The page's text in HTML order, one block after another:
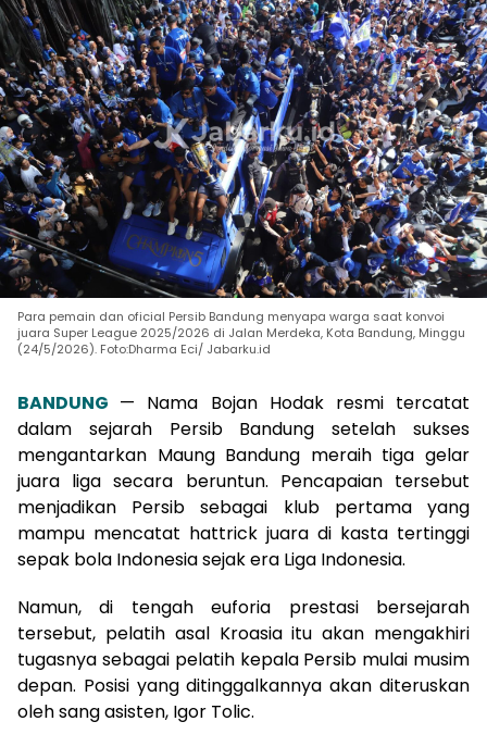
Para pemain dan oficial Persib Bandung menyapa warga saat konvoi
juara Super League 2025/2026 di Jalan Merdeka, Kota Bandung, Minggu
(24/5/2026). Foto:Dharma Eci/ Jabarku.id
BANDUNG — Nama Bojan Hodak resmi tercatat
dalam sejarah Persib Bandung setelah sukses
mengantarkan Maung Bandung meraih tiga gelar
juara liga secara beruntun. Pencapaian tersebut
menjadikan Persib sebagai klub pertama yang
mampu mencatat hattrick juara di kasta tertinggi
sepak bola Indonesia sejak era Liga Indonesia.
Namun, di tengah euforia prestasi bersejarah
tersebut, pelatih asal Kroasia itu akan mengakhiri
tugasnya sebagai pelatih kepala Persib mulai musim
depan. Posisi yang ditinggalkannya akan diteruskan
oleh sang asisten, Igor Tolic.